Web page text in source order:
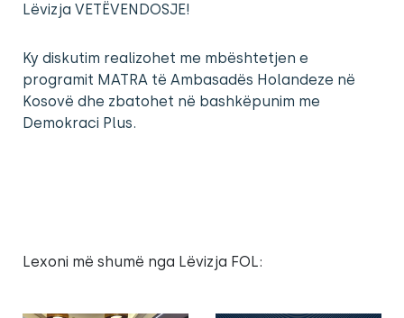
Lëvizja VETËVENDOSJE!
Ky diskutim realizohet me mbështetjen e
programit MATRA të Ambasadës Holandeze në
Kosovë dhe zbatohet në bashkëpunim me
Demokraci Plus.
Lexoni më shumë nga Lëvizja FOL: